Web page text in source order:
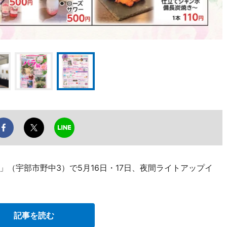
（宇部市野中3）で5月16日・17日、夜間ライトアップイ
記事を読む